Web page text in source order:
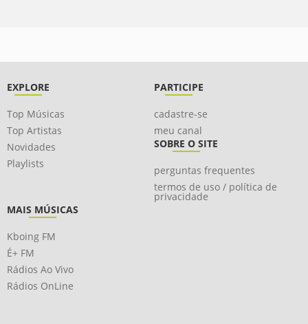
EXPLORE
Top Músicas
Top Artistas
Novidades
Playlists
PARTICIPE
cadastre-se
meu canal
SOBRE O SITE
perguntas frequentes
termos de uso / política de
privacidade
MAIS MÚSICAS
Kboing FM
É+ FM
Rádios Ao Vivo
Rádios OnLine